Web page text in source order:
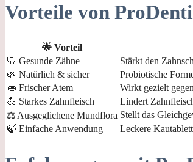
Vorteile von
🌟 Vorteil
🦷 Gesunde Zähne
Stärkt den
🌿 Natürlich & sicher
Probiotische
👄 Frischer Atem
Wirkt gezielt
💪 Starkes Zahnfleisch
Lindert
⚖️ Ausgeglichene Mundflora Stellt das
🍃 Einfache Anwendung
Leckere